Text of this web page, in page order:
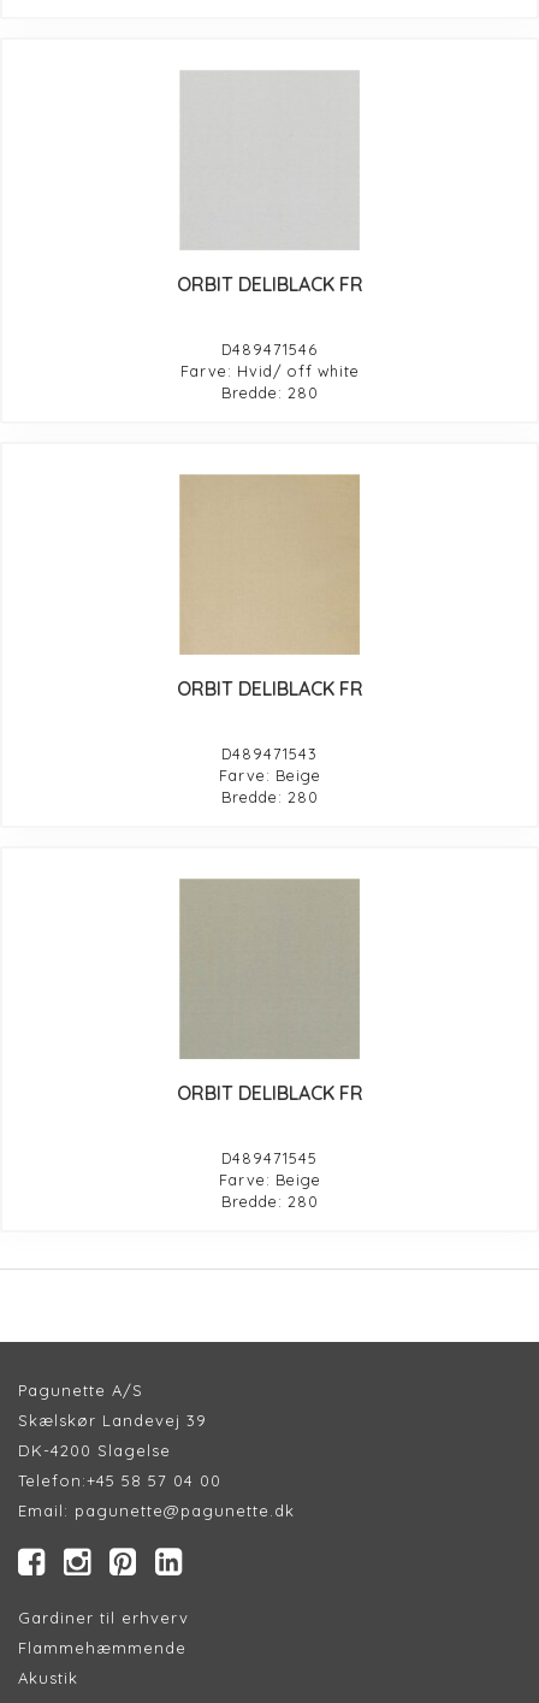
ORBIT DELIBLACK FR
D489471546
Farve: Hvid/ off white
Bredde: 280
ORBIT DELIBLACK FR
D489471543
Farve: Beige
Bredde: 280
ORBIT DELIBLACK FR
D489471545
Farve: Beige
Bredde: 280
Pagunette A/S
Skælskør Landevej 39
DK-4200 Slagelse
Telefon:+45 58 57 04 00
Email: pagunette@pagunette.dk
Gardiner til erhverv
Flammehæmmende
Akustik